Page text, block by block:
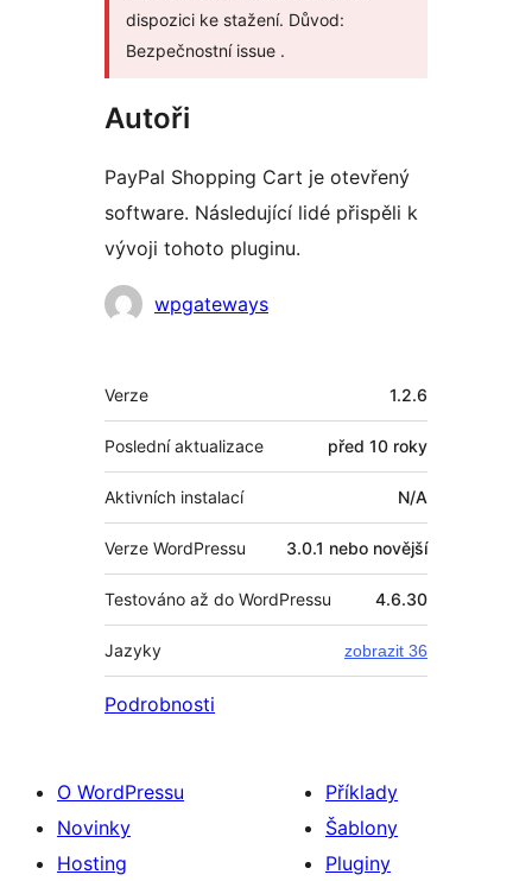
dispozici ke stažení. Důvod:
Bezpečnostní issue .
Autoři
PayPal Shopping Cart je otevřený
software. Následující lidé přispěli k
vývoji tohoto pluginu.
Spolupracovníci
wpgateways
Meta
Verze 1.2.6
Poslední aktualizace před 10 roky
Aktivních instalací N/A
Verze WordPressu 3.0.1 nebo novější
Testováno až do WordPressu 4.6.30
Jazyky zobrazit 36
Podrobnosti
O WordPressu
Novinky
Hosting
Příklady
Šablony
Pluginy